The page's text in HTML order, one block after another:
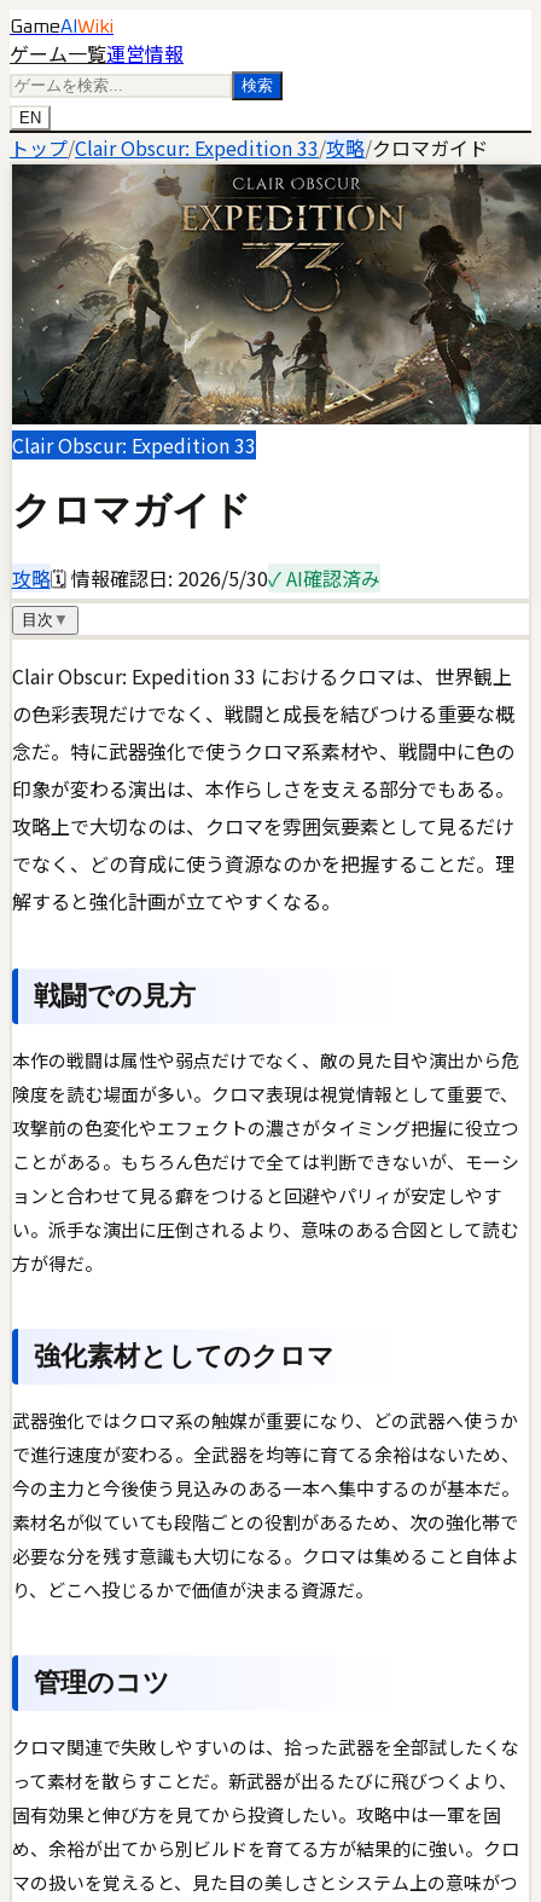
GameAI Wiki
ゲーム一覧運営情報
検索
EN
トップ/Clair Obscur: Expedition 33/攻略/クロマガイド
Clair Obscur: Expedition 33
クロマガイド
攻略🗓 情報確認日: 2026/5/30✓ AI確認済み
目次 ▼
Clair Obscur: Expedition 33 におけるクロマは、世界観上
の色彩表現だけでなく、戦闘と成長を結びつける重要な概
念だ。特に武器強化で使うクロマ系素材や、戦闘中に色の
印象が変わる演出は、本作らしさを支える部分でもある。
攻略上で大切なのは、クロマを雰囲気要素として見るだけ
でなく、どの育成に使う資源なのかを把握することだ。理
解すると強化計画が立てやすくなる。
戦闘での見方
本作の戦闘は属性や弱点だけでなく、敵の見た目や演出から危
険度を読む場面が多い。クロマ表現は視覚情報として重要で、
攻撃前の色変化やエフェクトの濃さがタイミング把握に役立つ
ことがある。もちろん色だけで全ては判断できないが、モーシ
ョンと合わせて見る癖をつけると回避やパリィが安定しやす
い。派手な演出に圧倒されるより、意味のある合図として読む
方が得だ。
強化素材としてのクロマ
武器強化ではクロマ系の触媒が重要になり、どの武器へ使うか
で進行速度が変わる。全武器を均等に育てる余裕はないため、
今の主力と今後使う見込みのある一本へ集中するのが基本だ。
素材名が似ていても段階ごとの役割があるため、次の強化帯で
必要な分を残す意識も大切になる。クロマは集めること自体よ
り、どこへ投じるかで価値が決まる資源だ。
管理のコツ
クロマ関連で失敗しやすいのは、拾った武器を全部試したくな
って素材を散らすことだ。新武器が出るたびに飛びつくより、
固有効果と伸び方を見てから投資したい。攻略中は一軍を固
め、余裕が出てから別ビルドを育てる方が結果的に強い。クロ
マの扱いを覚えると、見た目の美しさとシステム上の意味がつ